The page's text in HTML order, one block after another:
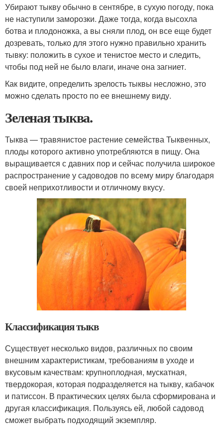
Убирают тыкву обычно в сентябре, в сухую погоду, пока
не наступили заморозки. Даже тогда, когда высохла
ботва и плодоножка, а вы сняли плод, он все еще будет
дозревать, только для этого нужно правильно хранить
тывку: положить в сухое и тенистое место и следить,
чтобы под ней не было влаги, иначе она загниет.
Как видите, определить зрелость тыквы несложно, это
можно сделать просто по ее внешнему виду.
Зеленая тыква.
Тыква — травянистое растение семейства Тыквенных,
плоды которого активно употребляются в пищу. Она
выращивается с давних пор и сейчас получила широкое
распространение у садоводов по всему миру благодаря
своей неприхотливости и отличному вкусу.
Классификация тыкв
Существует несколько видов, различных по своим
внешним характеристикам, требованиям в уходе и
вкусовым качествам: крупноплодная, мускатная,
твердокорая, которая подразделяется на тыкву, кабачок
и патиссон. В практических целях была сформирована и
другая классификация. Пользуясь ей, любой садовод
сможет выбрать подходящий экземпляр.